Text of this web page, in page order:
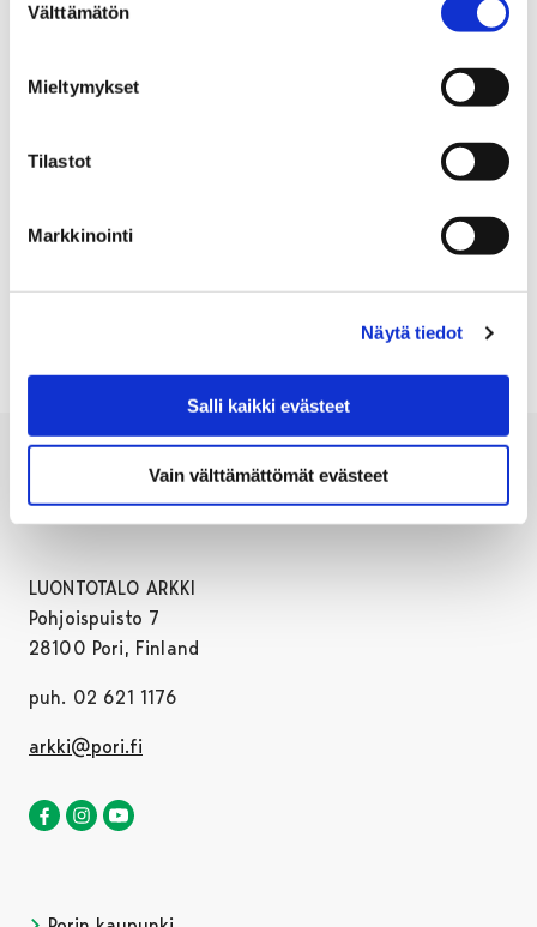
valinta
Välttämätön
Mieltymykset
Tilastot
Markkinointi
Näytä tiedot
Salli kaikki evästeet
Vain välttämättömät evästeet
Ilmastotekoja kotipihalla -tilaisuus keräsi
reilun tusinan kuulijaa Luontotalo Arkkiin
9.6.2025
LUONTOTALO ARKKI
Pohjoispuisto 7
28100 Pori, Finland
puh. 02 621 1176
arkki@pori.fi
Luontotalo Arkki Facebookissa
Avautuu uudessa välilehdessä
Luontotalo Arkki Instagramissa
Avautuu uudessa välilehdessä